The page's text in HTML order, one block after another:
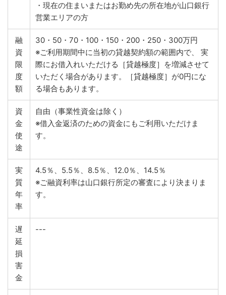
・現在の住まいまたはお勤め先の所在地が山口銀行
営業エリアの方
融
資
限
度
額
30・50・70・100・150・200・250・300万円
※ご利用期間中に当初の貸越契約額の範囲内で、 実
際にお借入れいただける［貸越極度］を増減させて
いただく場合があります。［貸越極度］が0円にな
る場合もあります。
資
金
使
途
自由（事業性資金は除く）
※借入金返済のための資金にもご利用いただけま
す。
実
質
年
率
4.5％、5.5％、8.5％、12.0％、14.5％
※ご融資利率は山口銀行所定の審査により決まりま
す。
遅
延
損
害
金
---